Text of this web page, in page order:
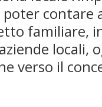
contare
familiare,
locali,
verso il